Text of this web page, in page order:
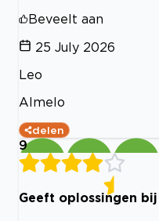
Beveelt aan
25 July 2026
Leo
Almelo
delen
9
Geeft oplossingen